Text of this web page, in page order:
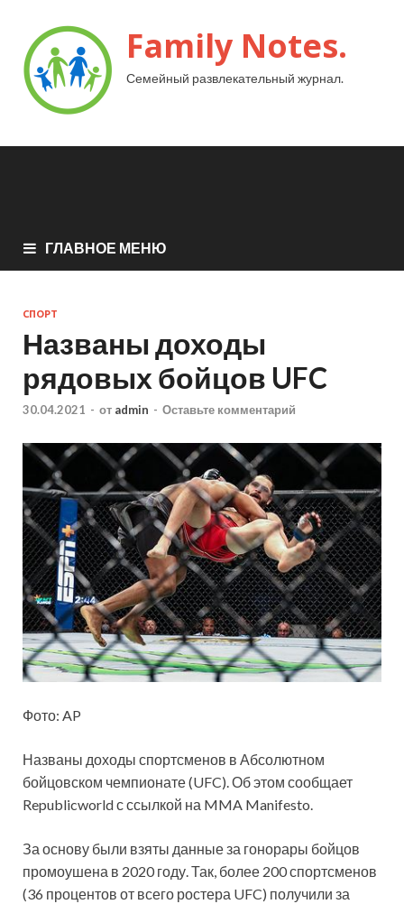
Family Notes.
Семейный развлекательный журнал.
ГЛАВНОЕ МЕНЮ
СПОРТ
Названы доходы
рядовых бойцов UFC
30.04.2021 - от admin - Оставьте комментарий
Фото: AP
Названы доходы спортсменов в Абсолютном
бойцовском чемпионате (UFC). Об этом сообщает
Republicworld с ссылкой на MMA Manifesto.
За основу были взяты данные за гонорары бойцов
промоушена в 2020 году. Так, более 200 спортсменов
(36 процентов от всего ростера UFC) получили за